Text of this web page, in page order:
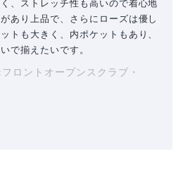
、ストレッチ性も高いので着心地
あり上品で、さらにローズは優し
トも大きく、内ポケットもあり、
で揃えたいです。
ロントオープンスクラブ・